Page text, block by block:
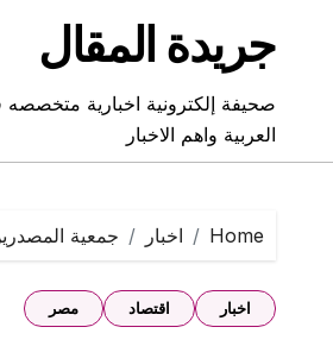
contentجريدة المقال
صحيفة إلكترونية اخبارية
العربية واهم الاخبار
Home اخبار جمعية
اخبار اقتصاد مصر